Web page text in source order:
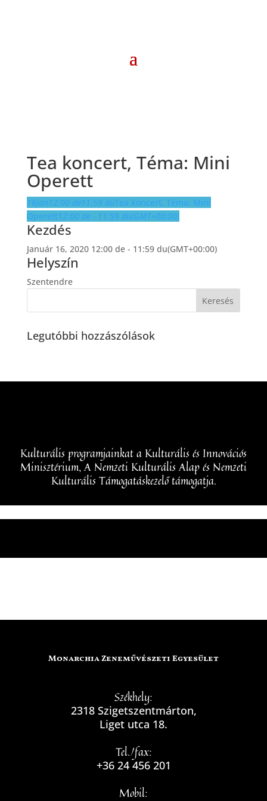
Tea koncert, Téma: Mini
Operett
16jan12:00 de11:59 duTea koncert, Téma: Mini
Operett12:00 de - 11:59 du(GMT+00:00)
Kezdés
Január 16, 2020 12:00 de - 11:59 du(GMT+00:00)
Helyszín
Szentendre
Legutóbbi hozzászólások
Kulturális programjainkat a Kulturális és Innovációs
Minisztérium, A Nemzeti Kulturális Alap és Nemzeti
Kulturális Támogatáskezelő támogatja.
Monarchia Zeneművészeti Egyesület
Székhely:
2318 Szigetszentmárton,
Liget utca 18.
Tel./fax:
+36 24 456 201
Mobil: